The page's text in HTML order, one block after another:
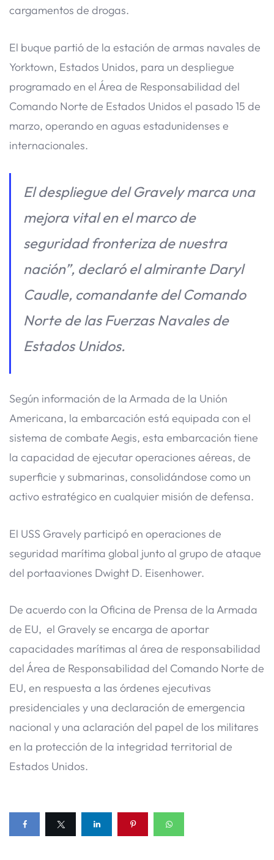
cargamentos de drogas.
El buque partió de la estación de armas navales de
Yorktown, Estados Unidos, para un despliegue
programado en el Área de Responsabilidad del
Comando Norte de Estados Unidos el pasado 15 de
marzo, operando en aguas estadunidenses e
internacionales.
El despliegue del Gravely marca una
mejora vital en el marco de
seguridad fronteriza de nuestra
nación”, declaró el almirante Daryl
Caudle, comandante del Comando
Norte de las Fuerzas Navales de
Estados Unidos.
Según información de la Armada de la Unión
Americana, la embarcación está equipada con el
sistema de combate Aegis, esta embarcación tiene
la capacidad de ejecutar operaciones aéreas, de
superficie y submarinas, consolidándose como un
activo estratégico en cualquier misión de defensa.
El USS Gravely participó en operaciones de
seguridad marítima global junto al grupo de ataque
del portaaviones Dwight D. Eisenhower.
De acuerdo con la Oficina de Prensa de la Armada
de EU, el Gravely se encarga de aportar
capacidades marítimas al área de responsabilidad
del Área de Responsabilidad del Comando Norte de
EU, en respuesta a las órdenes ejecutivas
presidenciales y una declaración de emergencia
nacional y una aclaración del papel de los militares
en la protección de la integridad territorial de
Estados Unidos.